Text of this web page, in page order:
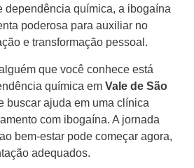
dependência química, a ibogaína
poderosa para auxiliar no
e transformação pessoal.
que você conhece está
química em Vale de São
buscar ajuda em uma clínica
com ibogaína. A jornada
bem-estar pode começar agora,
adequados.